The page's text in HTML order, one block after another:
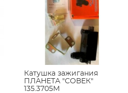
Катушка зажигания
ПЛАНЕТА "СОВЕК"
135.3705М